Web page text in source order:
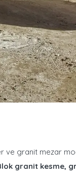
ve granit mezar
granit kesme,